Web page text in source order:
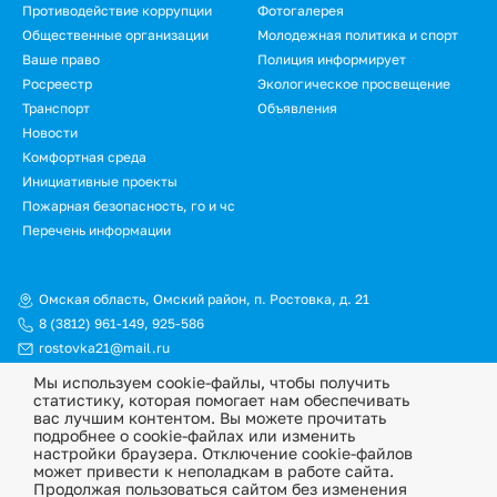
Противодействие коррупции
Фотогалерея
Общественные организации
Молодежная политика и спорт
Ваше право
Полиция информирует
Росреестр
Экологическое просвещение
Транспорт
Объявления
Новости
Омская область, Омский район, п. Ростовка, д. 21
8 (3812) 961-149, 925-586
rostovka21@mail.ru
Подвал.
Дополнительное
меню
Комфортная среда
Инициативные проекты
Пожарная безопасность, го и чс
Перечень информации
© Официальный сайт Ростовкинского сельского поселения
Омского муниципального района Омской области, 2026
Политика конфиденциальности
Информационная ответственность
Мы используем cookie-файлы, чтобы получить
статистику, которая помогает нам обеспечивать
вас лучшим контентом. Вы можете прочитать
подробнее о cookie-файлах или изменить
настройки браузера. Отключение cookie-файлов
может привести к неполадкам в работе сайта.
Продолжая пользоваться сайтом без изменения